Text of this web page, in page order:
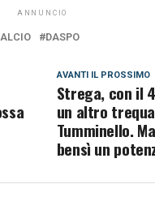
ANNUNCIO
DASPO
AVANTI IL ​​PROSSIMO
Strega, con il
un altro
Tumminello.
bensì un